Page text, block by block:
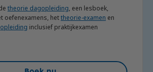
theorie dagopleiding, een lesboek,
oefenexamens, hettheorie-examen en
inclusief praktijkexamen